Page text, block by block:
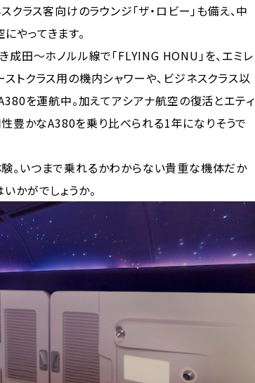
ラス客向けのラウンジ「ザ・ロビー」も備え、中
やってきます。
田〜ホノルル線で「FLYING HONU」を、エミレ
トクラス用の機内シャワーや、ビジネスクラス以
を運航中。加えてアシアナ航空の復活とエティ
豊かなA380を乗り比べられる1年になりそうで
。いつまで乗れるかわからない貴重な機体だか
かがでしょうか。